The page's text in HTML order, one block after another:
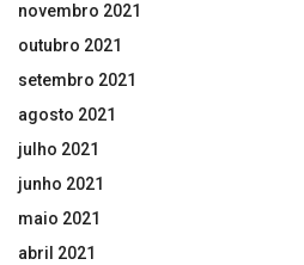
novembro 2021
outubro 2021
setembro 2021
agosto 2021
julho 2021
junho 2021
maio 2021
abril 2021